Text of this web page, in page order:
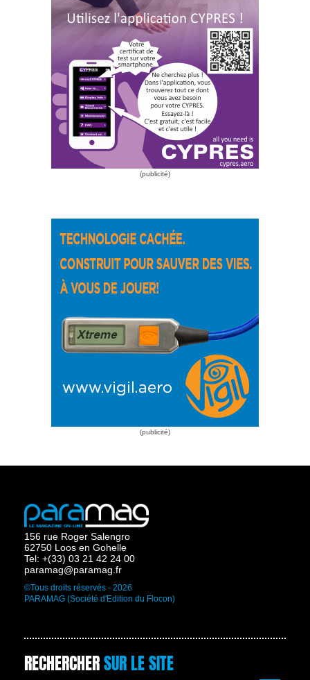
156 rue Roger Salengro
62750 Loos en Gohelle
Tel: +(33) 03 21 42 24 00
paramag@paramag.fr
©Tous droits réservés - 2026
PARAMAG (Société d'Edition du Flocon)
RECHERCHERSUR LE SITE